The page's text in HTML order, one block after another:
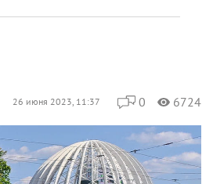
26 июня 2023, 11:37 0 6724